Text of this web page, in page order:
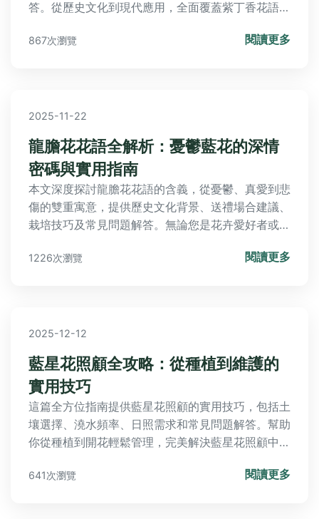
答。從歷史文化到現代應用，全面覆蓋紫丁香花語的
867次瀏覽 閱讀更多
2025-11-22
龍膽花花語全解析：憂鬱藍花的深情
密碼與實用指南
本文深度探討龍膽花花語的含義，從憂鬱、真愛到悲
傷的雙重寓意，提供歷史文化背景、送禮場合建議、
栽培技巧及常見問題解答。無論您是花卉愛好者或想
的疑問。
1226次瀏覽 閱讀更多
2025-12-12
藍星花照顧全攻略：從種植到維護的
實用技巧
這篇全方位指南提供藍星花照顧的實用技巧，包括土
壤選擇、澆水頻率、日照需求和常見問題解答。幫助
你從種植到開花輕鬆管理，完美解決藍星花照顧中的
641次瀏覽 閱讀更多